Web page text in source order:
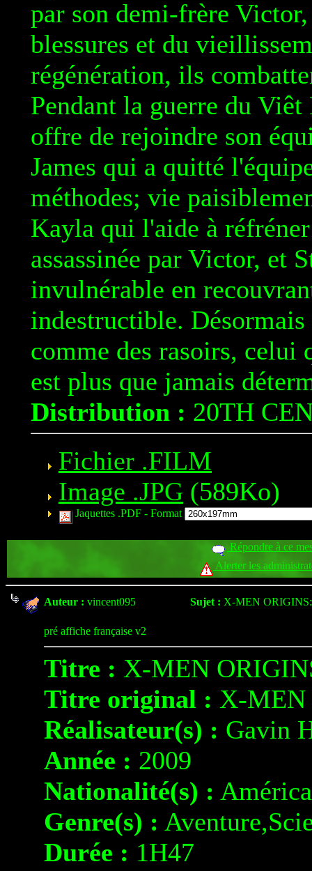
par son demi-frère
blessures et du
régénération, ils
Pendant la guerre du
offre de rejoindre son
James qui a quitté
méthodes; vie
Kayla qui l'aide à
assassinée par Victor, et
invulnérable en
indestructible.
comme des rasoirs, celui
est plus que jamais
Distribution : 20TH
Fichier .FILM
Image .JPG (589Ko)
Jaquettes .PDF - Format
Répondre à ce
Alerter les
Auteur : vincent095 Sujet : X-MEN
pré affiche française v2
Titre : X-MEN
Titre original : X-MEN
Réalisateur(s) : Gavin
Année : 2009
Nationalité(s) :
Genre(s) :
Durée : 1H47